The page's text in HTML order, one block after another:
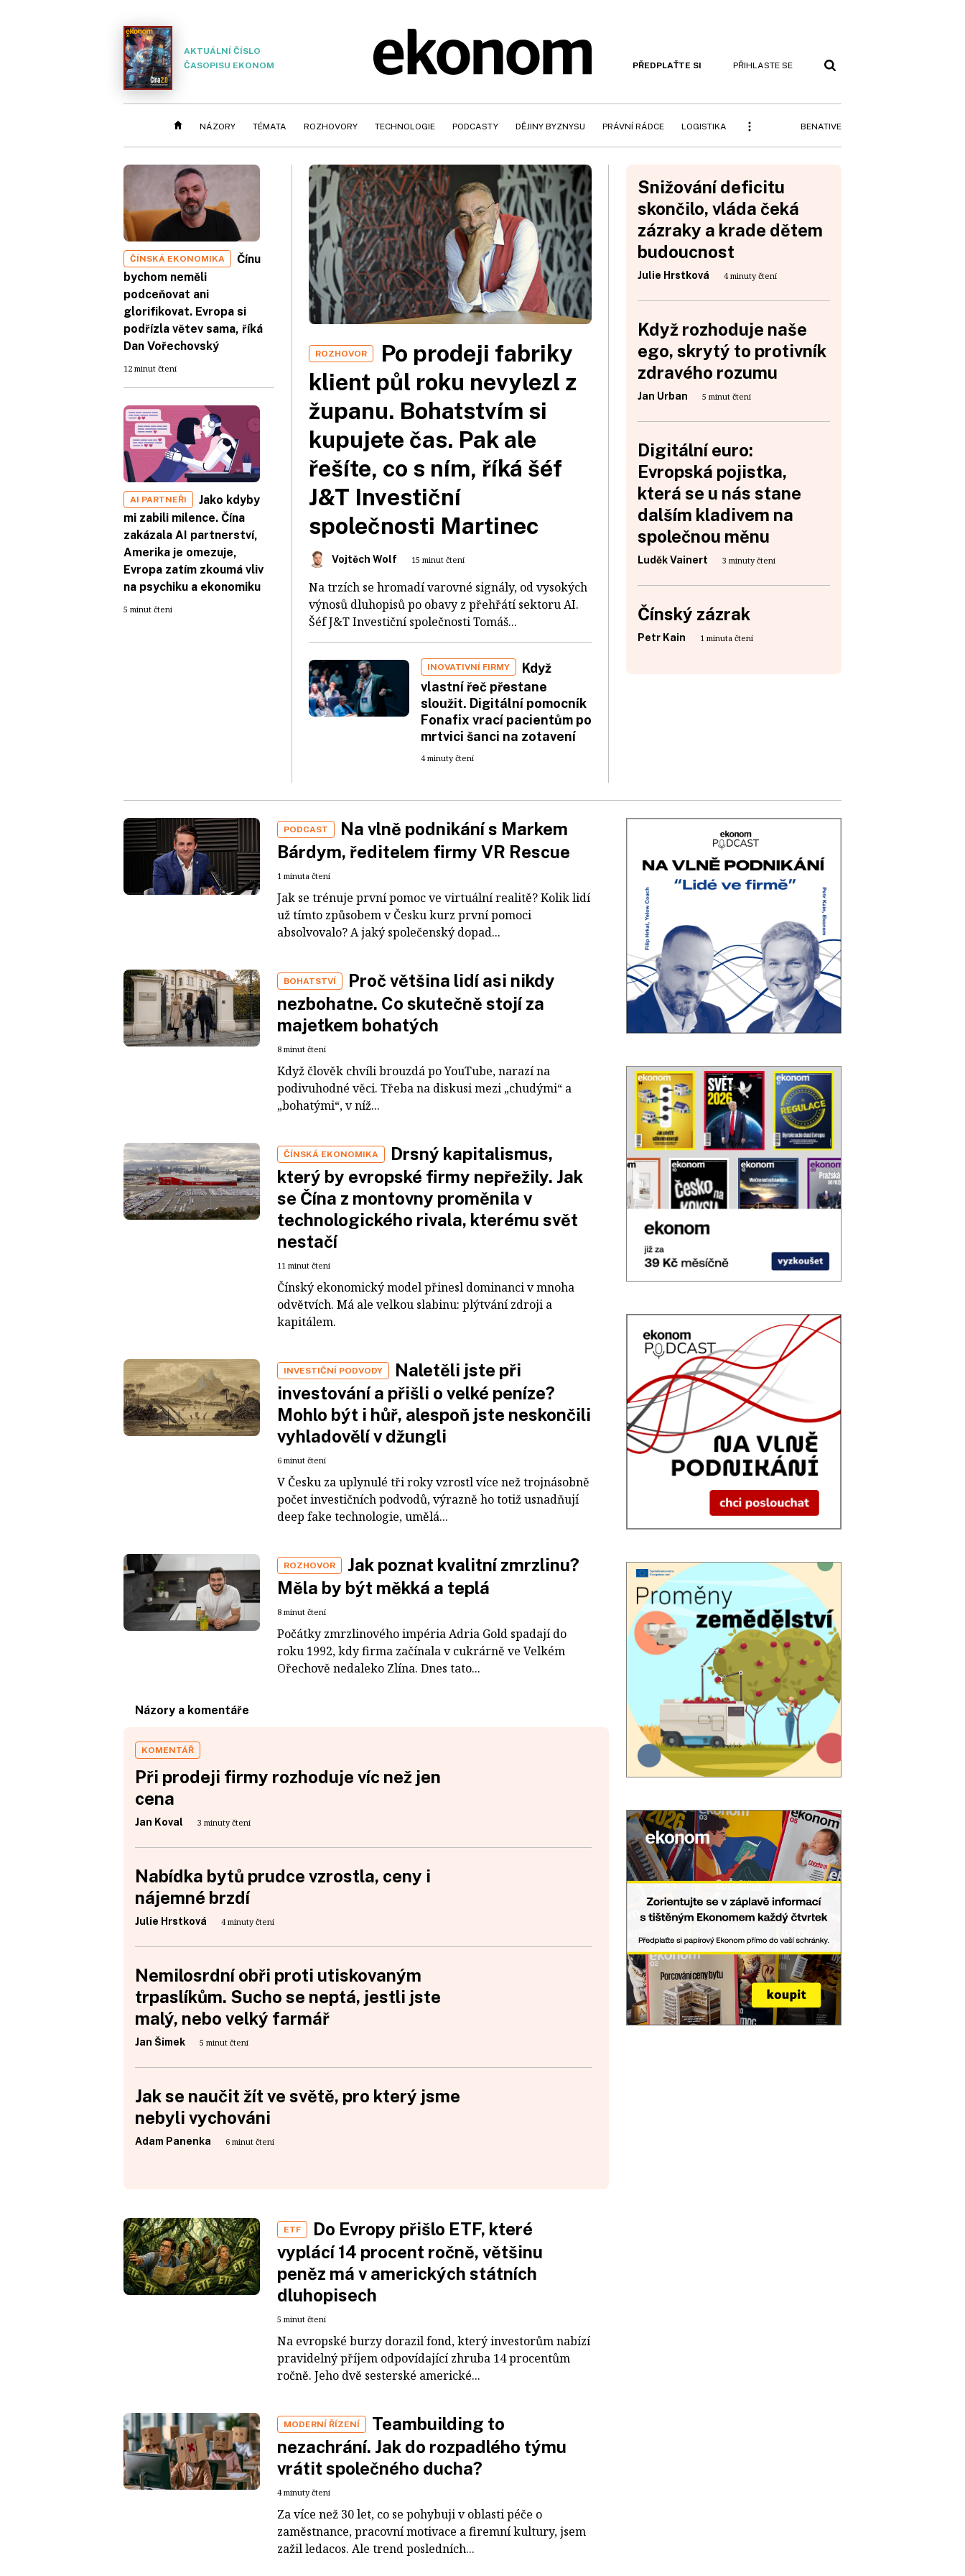
AKTUÁLNÍ ČÍSLO
ČASOPISU EKONOM
PŘEDPLAŤTE SI PŘIHLASTE SE
NÁZORY TÉMATA ROZHOVORY TECHNOLOGIE PODCASTY DĚJINY BYZNYSU PRÁVNÍ RÁDCE LOGISTIKA BENATIVE
ROZHOVOR
Po prodeji fabriky
klient půl roku nevylezl z
županu. Bohatstvím si
kupujete čas. Pak ale
řešíte, co s ním, říká šéf
J&T Investiční
společnosti Martinec
Vojtěch Wolf 15 minut čtení
Na trzích se hromadí varovné signály, od vysokých
výnosů dluhopisů po obavy z přehřátí sektoru AI.
Šéf J&T Investiční společnosti Tomáš...
INOVATIVNÍ FIRMY
Když
vlastní řeč přestane
sloužit. Digitální pomocník
Fonafix vrací pacientům po
mrtvici šanci na zotavení
4 minuty čtení
ČÍNSKÁ EKONOMIKA
Čínu
bychom neměli
podceňovat ani
glorifikovat. Evropa si
podřízla větev sama, říká
Dan Vořechovský
12 minut čtení
AI PARTNEŘI
Jako kdyby
mi zabili milence. Čína
zakázala AI partnerství,
Amerika je omezuje,
Evropa zatím zkoumá vliv
na psychiku a ekonomiku
5 minut čtení
Snižování deficitu
skončilo, vláda čeká
zázraky a krade dětem
budoucnost
Julie Hrstková 4 minuty čtení
Když rozhoduje naše
ego, skrytý to protivník
zdravého rozumu
Jan Urban 5 minut čtení
Digitální euro:
Evropská pojistka,
která se u nás stane
dalším kladivem na
společnou měnu
Luděk Vainert 3 minuty čtení
Čínský zázrak
Petr Kain 1 minuta čtení
PODCAST
Na vlně podnikání s Markem
Bárdym, ředitelem firmy VR Rescue
1 minuta čtení
Jak se trénuje první pomoc ve virtuální realitě? Kolik lidí
už tímto způsobem v Česku kurz první pomoci
absolvovalo? A jaký společenský dopad...
BOHATSTVÍ
Proč většina lidí asi nikdy
nezbohatne. Co skutečně stojí za
majetkem bohatých
8 minut čtení
Když člověk chvíli brouzdá po YouTube, narazí na
podivuhodné věci. Třeba na diskusi mezi „chudými“ a
„bohatými“, v níž...
ČÍNSKÁ EKONOMIKA
Drsný kapitalismus,
který by evropské firmy nepřežily. Jak
se Čína z montovny proměnila v
technologického rivala, kterému svět
nestačí
11 minut čtení
Čínský ekonomický model přinesl dominanci v mnoha
odvětvích. Má ale velkou slabinu: plýtvání zdroji a
kapitálem.
INVESTIČNÍ PODVODY
Naletěli jste při
investování a přišli o velké peníze?
Mohlo být i hůř, alespoň jste neskončili
vyhladovělí v džungli
6 minut čtení
V Česku za uplynulé tři roky vzrostl více než trojnásobně
počet investičních podvodů, výrazně ho totiž usnadňují
deep fake technologie, umělá...
ROZHOVOR
Jak poznat kvalitní zmrzlinu?
Měla by být měkká a teplá
8 minut čtení
Počátky zmrzlinového impéria Adria Gold spadají do
roku 1992, kdy firma začínala v cukrárně ve Velkém
Ořechově nedaleko Zlína. Dnes tato...
Názory a komentáře
KOMENTÁŘ
Při prodeji firmy rozhoduje víc než jen
cena
Jan Koval 3 minuty čtení
Nabídka bytů prudce vzrostla, ceny i
nájemné brzdí
Julie Hrstková 4 minuty čtení
Nemilosrdní obři proti utiskovaným
trpaslíkům. Sucho se neptá, jestli jste
malý, nebo velký farmář
Jan Šimek 5 minut čtení
Jak se naučit žít ve světě, pro který jsme
nebyli vychováni
Adam Panenka 6 minut čtení
ETF
Do Evropy přišlo ETF, které
vyplácí 14 procent ročně, většinu
peněz má v amerických státních
dluhopisech
5 minut čtení
Na evropské burzy dorazil fond, který investorům nabízí
pravidelný příjem odpovídající zhruba 14 procentům
ročně. Jeho dvě sesterské americké...
MODERNÍ ŘÍZENÍ
Teambuilding to
nezachrání. Jak do rozpadlého týmu
vrátit společného ducha?
4 minuty čtení
Za více než 30 let, co se pohybuji v oblasti péče o
zaměstnance, pracovní motivace a firemní kultury, jsem
zažil ledacos. Ale trend posledních...